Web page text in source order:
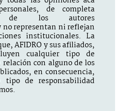
de completa
de los autores
no representan ni reflejan
institucionales. La
AFIDRO y sus afiliados,
cualquier tipo de
con alguno de los
en consecuencia,
de responsabilidad